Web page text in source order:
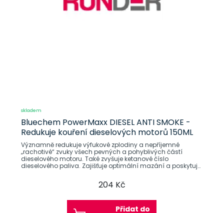
skladem
Bluechem PowerMaxx DIESEL ANTI SMOKE -
Redukuje kouření dieselových motorů 150ML
Významně redukuje výfukové zplodiny a nepříjemné
„rachotivé“ zvuky všech pevných a pohyblivých částí
dieselového motoru. Také zvyšuje ketanové číslo
dieselového paliva. Zajišťuje optimální mazání a poskytuje
204 Kč
Přidat do